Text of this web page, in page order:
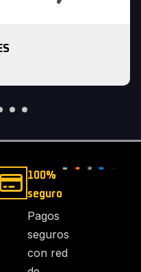
100%
seguro
Pagos
seguros
con red